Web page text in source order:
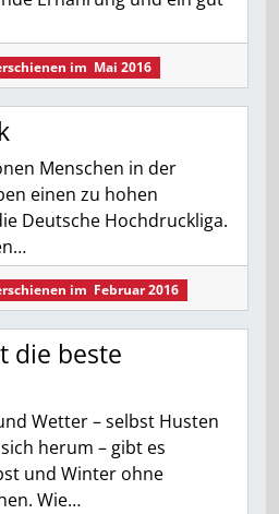
im Mai 2016
Menschen in der
einen zu hohen
Deutsche Hochdruckliga.
im Februar 2016
die beste
Wetter – selbst Husten
herum – gibt es
und Winter ohne
Wie…